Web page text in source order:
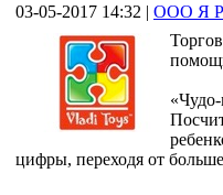
03-05-2017 14:32 | ООО Я
цифры, переходя от